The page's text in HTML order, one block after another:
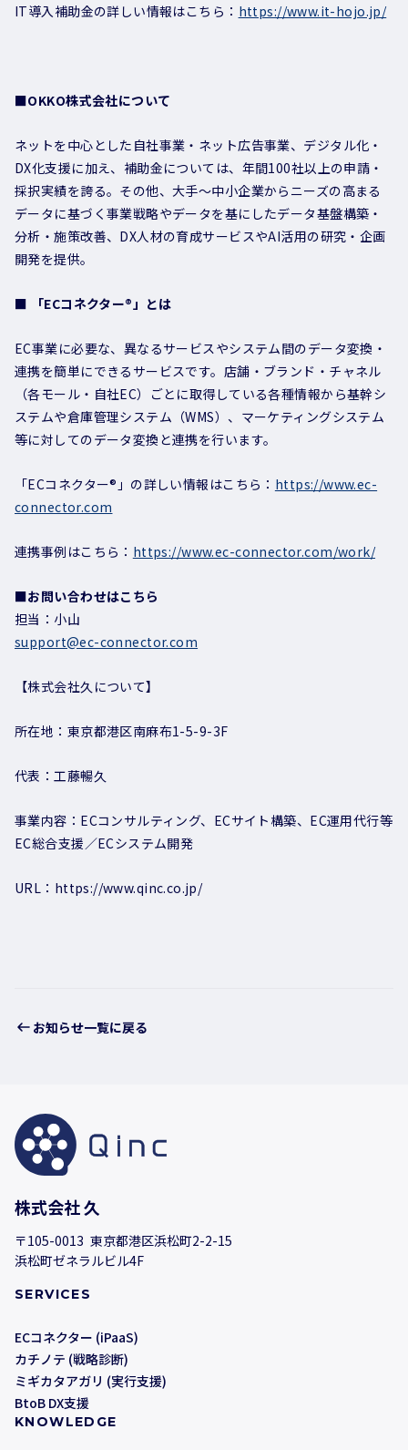
IT導入補助金の詳しい情報はこちら： https://www.it-hojo.jp/
■OKKO株式会社について
ネットを中心とした自社事業・ネット広告事業、デジタル化・
DX化支援に加え、補助金については、年間100社以上の申請・
採択実績を誇る。その他、大手～中小企業からニーズの高まる
データに基づく事業戦略やデータを基にしたデータ基盤構築・
分析・施策改善、DX人材の育成サービスやAI活用の研究・企画
開発を提供。
■ 「ECコネクター®」とは
EC事業に必要な、異なるサービスやシステム間のデータ変換・
連携を簡単にできるサービスです。店舗・ブランド・チャネル
（各モール・自社EC）ごとに取得している各種情報から基幹シ
ステムや倉庫管理システム（WMS）、マーケティングシステム
等に対してのデータ変換と連携を行います。
「ECコネクター®」の詳しい情報はこちら： https://www.ec-
connector.com
連携事例はこちら： https://www.ec-connector.com/work/
■お問い合わせはこちら
担当：小山
support@ec-connector.com
【株式会社久について】
所在地：東京都港区南麻布1-5-9-3F
代表：工藤暢久
事業内容：ECコンサルティング、ECサイト構築、EC運用代行等
EC総合支援／ECシステム開発
URL：https://www.qinc.co.jp/
お知らせ一覧に戻る
株式会社 久
〒105-0013 東京都港区浜松町2-2-15
浜松町ゼネラルビル4F
SERVICES
ECコネクター (iPaaS)
カチノテ (戦略診断)
ミギカタアガリ (実行支援)
BtoB DX支援
KNOWLEDGE